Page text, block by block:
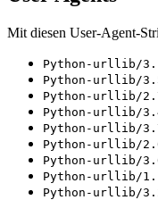
Mit diesen User-Agent-
Python-urllib/
Python-urllib/
Python-urllib/
Python-urllib/
Python-urllib/
Python-urllib/
Python-urllib/
Python-urllib/
Python-urllib/